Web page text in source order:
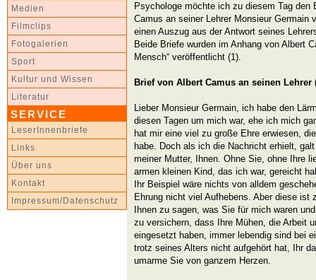
Medien
Filmclips
Fotogalerien
Sport
Kultur und Wissen
Literatur
SERVICE
LeserInnenbriefe
Links
Über uns
Kontakt
Impressum/Datenschutz
Psychologe möchte ich zu diesem Tag den
Camus an seiner Lehrer Monsieur Germain
einen Auszug aus der Antwort seines
Beide Briefe wurden im Anhang von Albert
Mensch“ veröffentlicht (1).
Brief von Albert Camus an seinen Lehrer
Lieber Monsieur Germain, ich habe den
diesen Tagen um mich war, ehe ich mich
hat mir eine viel zu große Ehre erwiesen,
habe. Doch als ich die Nachricht erhielt,
meiner Mutter, Ihnen. Ohne Sie, ohne Ihre
armen kleinen Kind, das ich war, gereicht
Ihr Beispiel wäre nichts von alldem
Ehrung nicht viel Aufhebens. Aber diese ist
Ihnen zu sagen, was Sie für mich waren
zu versichern, dass Ihre Mühen, die Arbeit
eingesetzt haben, immer lebendig sind bei
trotz seines Alters nicht aufgehört hat, Ihr
umarme Sie von ganzem Herzen.